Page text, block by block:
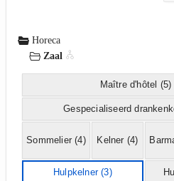
Horeca
Zaal
Maître d'hôtel (5)
Gespecialiseerd
Sommelier (4) Kelner (4)
Hulpkelner(3)